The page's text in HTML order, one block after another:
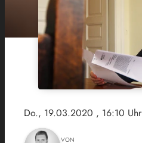
Do., 19.03.2020 , 16:10 Uhr
VON